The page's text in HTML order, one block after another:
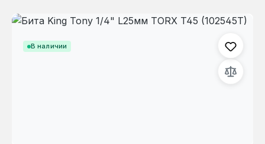
В наличии
Пропустить галерею изображений